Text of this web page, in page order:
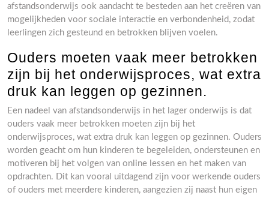
afstandsonderwijs ook aandacht te besteden aan het creëren van
mogelijkheden voor sociale interactie en verbondenheid, zodat
leerlingen zich gesteund en betrokken blijven voelen.
Ouders moeten vaak meer betrokken
zijn bij het onderwijsproces, wat extra
druk kan leggen op gezinnen.
Een nadeel van afstandsonderwijs in het lager onderwijs is dat
ouders vaak meer betrokken moeten zijn bij het
onderwijsproces, wat extra druk kan leggen op gezinnen. Ouders
worden geacht om hun kinderen te begeleiden, ondersteunen en
motiveren bij het volgen van online lessen en het maken van
opdrachten. Dit kan vooral uitdagend zijn voor werkende ouders
of ouders met meerdere kinderen, aangezien zij naast hun eigen